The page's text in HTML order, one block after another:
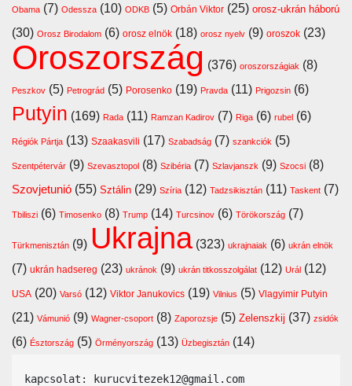
Obama (7) Odessza (10) ODKB (5) Orbán Viktor (25) orosz-ukrán háború
(30) Orosz Birodalom (6) orosz elnök (18) orosz nyelv (9) oroszok (23)
Oroszország (376) oroszországiak (8)
Peszkov (5) Petrográd (5) Porosenko (19) Pravda (11) Prigozsin (6)
Putyin (169) Rada (11) Ramzan Kadirov (7) Riga (6) rubel (6)
Régiók Pártja (13) Szaakasvili (17) Szabadság (7) szankciók (5)
Szentpétervár (9) Szevasztopol (8) Szibéria (7) Szlavjanszk (9) Szocsi (8)
Szovjetunió (55) Sztálin (29) Szíria (12) Tadzsikisztán (11) Taskent (7)
Tbiliszi (6) Timosenko (8) Trump (14) Turcsinov (6) Törökország (7)
Türkmenisztán (9) Ukrajna(323) ukrajnaiak (6) ukrán elnök
(7) ukrán hadsereg (23) ukránok (9) ukrán titkosszolgálat (12) Urál (12)
USA (20) Varsó (12) Viktor Janukovics (19) Vilnius (5) Vlagyimir Putyin
(21) Vámunió (9) Wagner-csoport (8) Zaporozsje (5) Zelenszkij (37) zsidók
(6) Észtország (5) Örményország (13) Üzbegisztán (14)
kapcsolat: kurucvitezek12@gmail.com